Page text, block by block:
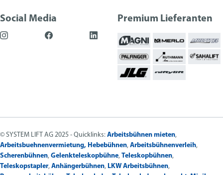
Social Media Premium Lieferanten
© SYSTEM LIFT AG 2025 - Quicklinks: Arbeitsbühnen mieten,
Arbeitsbuehnenvermietung, Hebebühnen, Arbeitsbühnenverleih,
Scherenbühnen, Gelenkteleskopbühne, Teleskopbühnen,
Teleskopstapler, Anhängerbühnen, LKW Arbeitsbühnen,